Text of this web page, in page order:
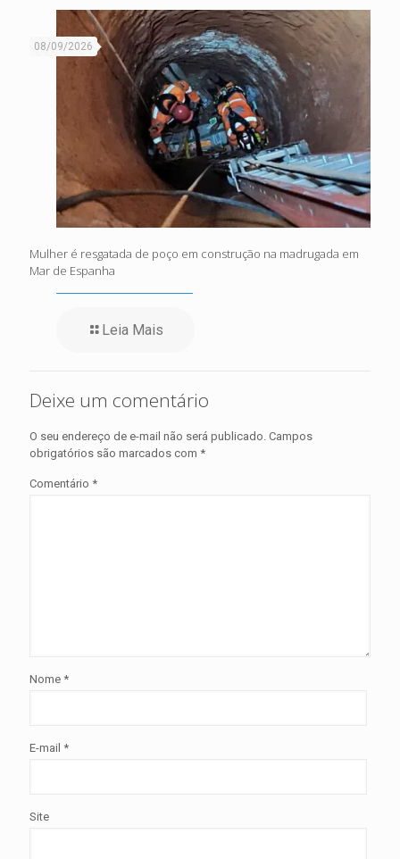
08/09/2026
Mulher é resgatada de poço em construção na madrugada em
Mar de Espanha
Leia Mais
Deixe um comentário
O seu endereço de e-mail não será publicado. Campos
obrigatórios são marcados com *
Comentário *
Nome *
E-mail *
Site